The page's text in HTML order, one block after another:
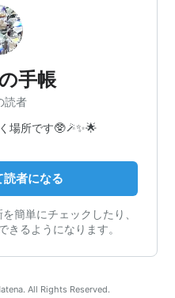
手帳
読者
場所です🥸🪄✨🌟
読者になる
簡単にチェックしたり、
きるようになります。
All Rights Reserved.